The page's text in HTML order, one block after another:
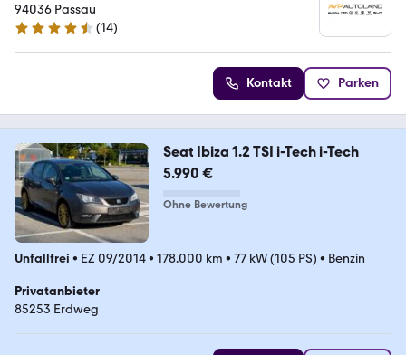
94036 Passau
4.7 Sterne
(14)
Kontakt Parken
Seat Ibiza 1.2 TSI i-Tech i-Tech
5.990 €
Ohne Bewertung
Unfallfrei • EZ 09/2014• 178.000 km • 77 kW (105 PS) • Benzin
Privatanbieter
85253 Erdweg